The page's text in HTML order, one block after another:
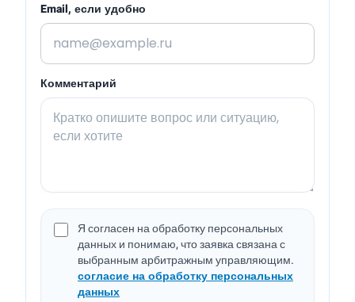
Email, если удобно
Комментарий
Я согласен на обработку персональных
данных и понимаю, что заявка связана с
выбранным арбитражным управляющим.
согласие на обработку персональных
данных